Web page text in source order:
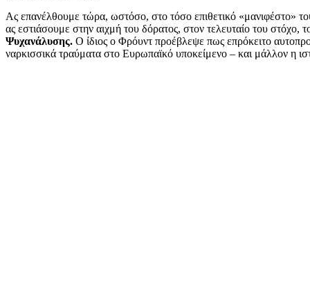
Ας επανέλθουμε τώρα, ωστόσο, στο τόσο επιθετικό «μανιφέστο»
ας εστιάσουμε στην αιχμή του δόρατος, στον τελευταίο του στόχο,
Ψυχανάλυσης. Ο ίδιος ο Φρόυντ προέβλεψε πως επρόκειτο
ναρκισσικά τραύματα στο Ευρωπαϊκό υποκείμενο – και μάλλον η